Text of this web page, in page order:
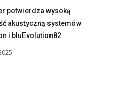
potwierdza wysoką
akustyczną systemów
i bluEvolution82